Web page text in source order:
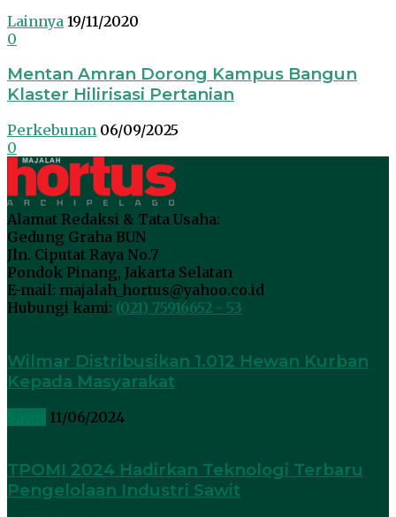
Lainnya 19/11/2020
0
Mentan Amran Dorong Kampus Bangun
Klaster Hilirisasi Pertanian
Perkebunan 06/09/2025
0
Alamat Redaksi & Tata Usaha:
Gedung Graha BUN
Jln. Ciputat Raya No.7
Pondok Pinang, Jakarta Selatan
E-mail: majalah_hortus@yahoo.co.id
Hubungi kami: (021) 75916652 - 53
Wilmar Distribusikan 1.012 Hewan Kurban
Kepada Masyarakat
11/06/2024
TPOMI 2024 Hadirkan Teknologi Terbaru
Pengelolaan Industri Sawit